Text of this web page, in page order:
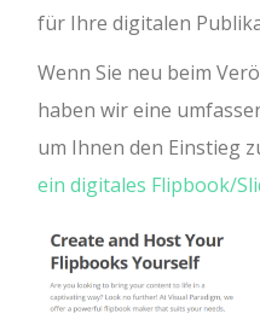
für Ihre digitalen
Wenn Sie neu beim
haben wir eine
um Ihnen den Einstieg
ein digitales Flipbook/